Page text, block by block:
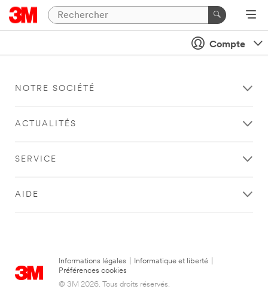
Compte
NOTRE SOCIÉTÉ
ACTUALITÉS
SERVICE
AIDE
Informations légales Informatique et liberté
Préférences cookies
© 3M 2026. Tous droits réservés.